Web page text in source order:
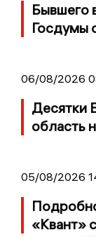
Бывшего
Госдумы
06/08/2026
Десятки
область
05/08/2026
«Квант»